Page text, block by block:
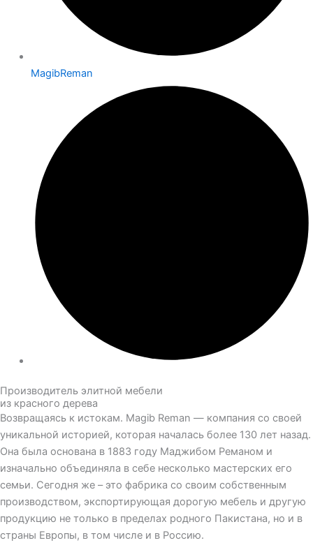
MagibReman
Производитель элитной мебели
из красного дерева
Возвращаясь к истокам. Magib Reman — компания со своей
уникальной историей, которая началась более 130 лет назад.
Она была основана в 1883 году Маджибом Реманом и
изначально объединяла в себе несколько мастерских его
семьи. Сегодня же – это фабрика со своим собственным
производством, экспортирующая дорогую мебель и другую
продукцию не только в пределах родного Пакистана, но и в
страны Европы, в том числе и в Россию.